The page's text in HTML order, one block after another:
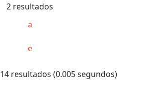
2 resultados
a
e
14 resultados (0.005 segundos)